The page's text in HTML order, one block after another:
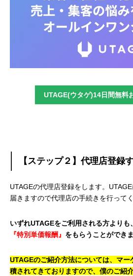
UTAGE(ウタゲ)14日間無料
【ステップ２】代理店登録
UTAGEの代理店登録をします。
届きますので代理店の手続きを行ってく
いずれUTAGEをご利用される方よりも
『特別単価報酬』 をもらうことができま
UTAGEのご紹介方法については、マ
積されてきておりますので、僕のご紹